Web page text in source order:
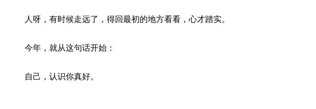
人呀，有时候走远了，得回最初的地方看看，心才踏实。
今年，就从这句话开始：
自己，认识你真好。